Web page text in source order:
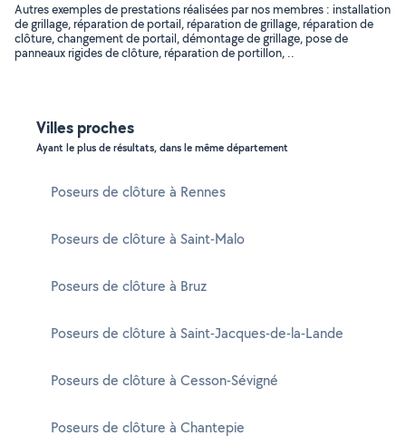
Autres exemples de prestations réalisées par nos membres : installation
de grillage, réparation de portail, réparation de grillage, réparation de
clôture, changement de portail, démontage de grillage, pose de
panneaux rigides de clôture, réparation de portillon, ..
Villes proches
Ayant le plus de résultats, dans le même département
Poseurs de clôture à Rennes
Poseurs de clôture à Saint-Malo
Poseurs de clôture à Bruz
Poseurs de clôture à Saint-Jacques-de-la-Lande
Poseurs de clôture à Cesson-Sévigné
Poseurs de clôture à Chantepie